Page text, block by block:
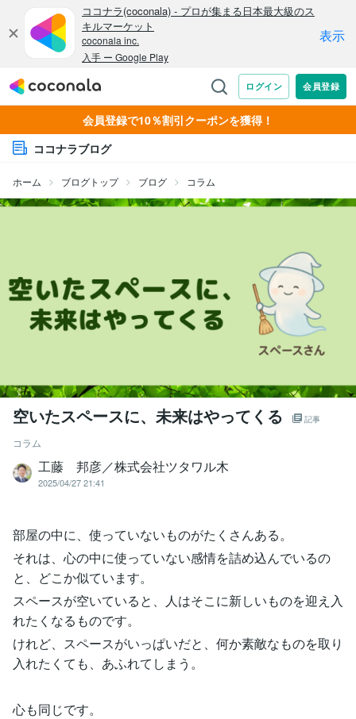
会員登録で10％割引クーポンを獲得！
ココナラブログ
ホーム ブログトップ ブログ コラム
空いたスペースに、未来はやってくる 記事
コラム
工藤 邦彦／株式会社ツタワル木
2025/04/27 21:41
部屋の中に、使っていないものがたくさんある。
それは、心の中に使っていない感情を詰め込んでいるの
と、どこか似ています。
スペースが空いていると、人はそこに新しいものを迎え入
れたくなるものです。
けれど、スペースがいっぱいだと、何か素敵なものを取り
入れたくても、あふれてしまう。
心も同じです。